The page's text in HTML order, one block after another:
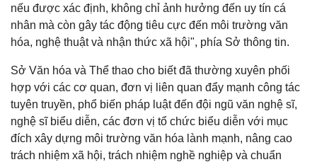
nếu được xác định, không chỉ ảnh hưởng đến uy tín cá
nhân mà còn gây tác động tiêu cực đến môi trường văn
hóa, nghệ thuật và nhận thức xã hội", phía Sở thông tin.
Sở Văn hóa và Thể thao cho biết đã thường xuyên phối
hợp với các cơ quan, đơn vị liên quan đẩy mạnh công tác
tuyên truyền, phổ biến pháp luật đến đội ngũ văn nghệ sĩ,
nghệ sĩ biểu diễn, các đơn vị tổ chức biểu diễn với mục
đích xây dựng môi trường văn hóa lành mạnh, nâng cao
trách nhiệm xã hội, trách nhiệm nghề nghiệp và chuẩn